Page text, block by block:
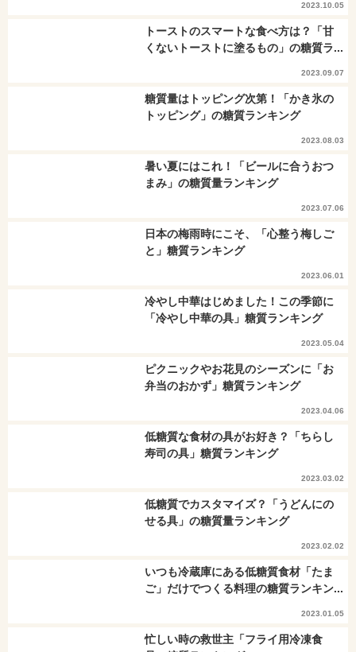
2023.10.05
トーストのスマートな食べ方は？「甘
くないトーストに塗るもの」の糖質ラ...
2023.09.07
糖質量はトッピング次第！「かき氷の
トッピング」の糖質ランキング
2023.08.03
暑い夏にはこれ！「ビールに合うおつ
まみ」の糖質量ランキング
2023.07.06
日本の梅雨時にこそ、「心整う梅しご
と」糖質ランキング
2023.06.01
冷やし中華はじめました！この季節に
「冷やし中華の具」糖質ランキング
2023.05.04
ピクニックやお花見のシーズンに「お
弁当のおかず」糖質ランキング
2023.04.06
低糖質な食材の具がお好き？「ちらし
寿司の具」糖質ランキング
2023.03.02
低糖質でカスタマイズ？「うどんにの
せる具」の糖質量ランキング
2023.02.02
いつも冷蔵庫にある低糖質食材「たま
ご」だけでつくる料理の糖質ランキン...
2023.01.05
忙しい時の救世主「フライ用冷凍食